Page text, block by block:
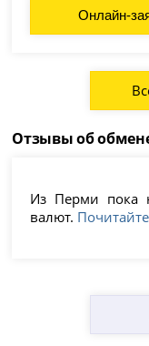
Онлайн-
Отзывы об
Из Перми пока
валют.